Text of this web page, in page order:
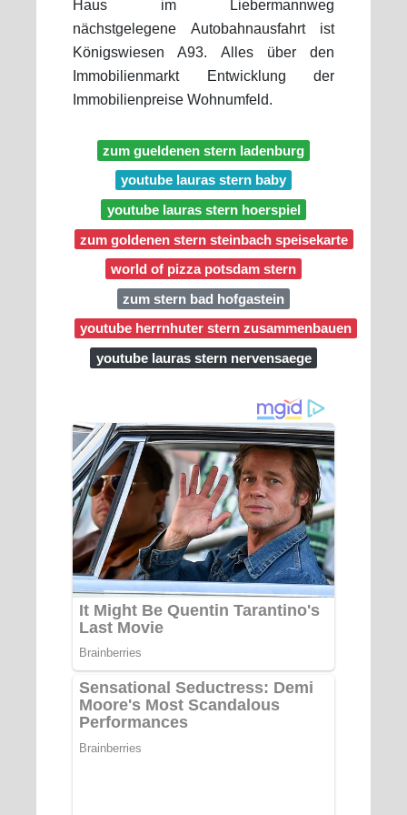
Haus im Liebermannweg
nächstgelegene Autobahnausfahrt ist
Königswiesen A93. Alles über den
Immobilienmarkt Entwicklung der
Immobilienpreise Wohnumfeld.
zum gueldenen stern ladenburg
youtube lauras stern baby
youtube lauras stern hoerspiel
zum goldenen stern steinbach speisekarte
world of pizza potsdam stern
zum stern bad hofgastein
youtube herrnhuter stern zusammenbauen
youtube lauras stern nervensaege